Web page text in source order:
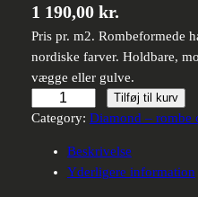
1 190,00 kr.
Pris pr. m2. Rombeformede
nordiske farver. Holdbare,
vægge eller gulve.
Håndlavede
cementfliser
Diamond
Tilføj til kurv
Category: Diamond – rombe
Beskrivelse
Yderligere information